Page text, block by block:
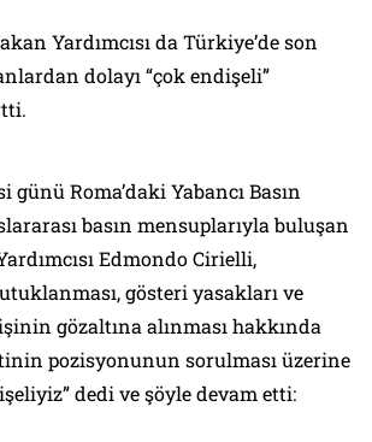
Yardımcısı da Türkiye’de son
dolayı “çok endişeli”
günü Roma’daki Yabancı Basın
basın mensuplarıyla buluşan
Edmondo Cirielli,
gösteri yasakları ve
gözaltına alınması hakkında
pozisyonunun sorulması üzerine
dedi ve şöyle devam etti: